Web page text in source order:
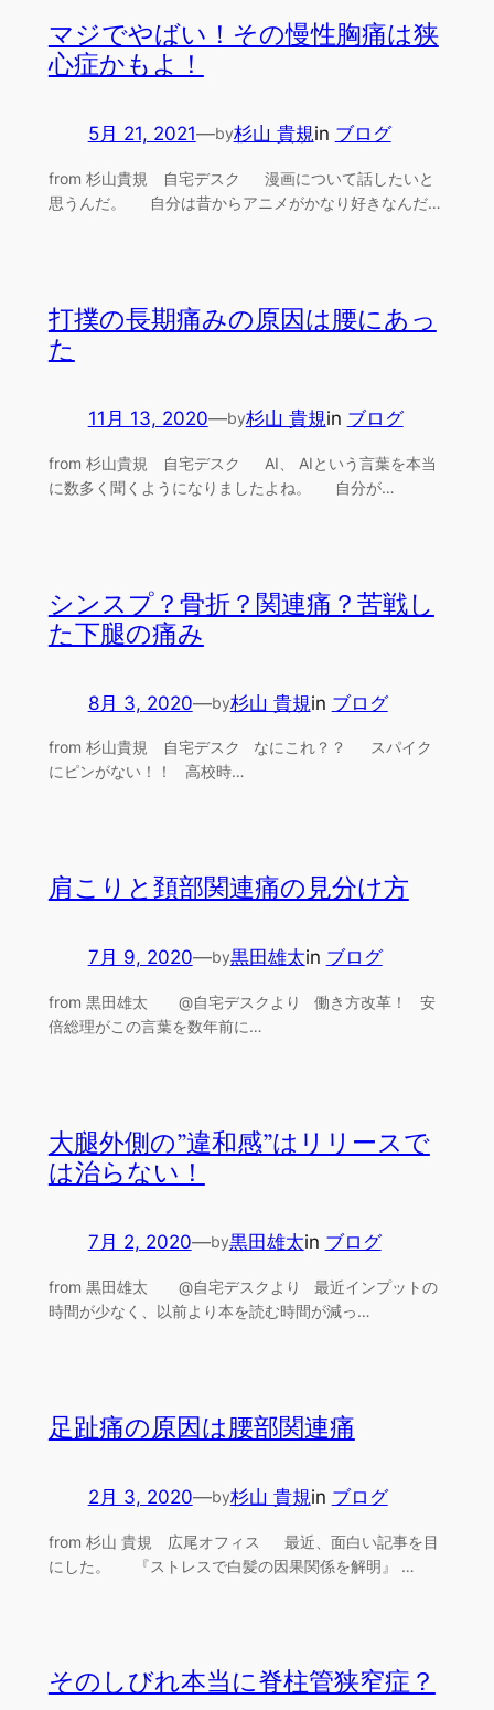
マジでやばい！その慢性胸痛は狭
心症かもよ！
5月 21, 2021—by杉山 貴規in ブログ
from 杉山貴規 自宅デスク 漫画について話したいと
思うんだ。 自分は昔からアニメがかなり好きなんだ…
打撲の長期痛みの原因は腰にあっ
た
11月 13, 2020—by杉山 貴規in ブログ
from 杉山貴規 自宅デスク AI、 AIという言葉を本当
に数多く聞くようになりましたよね。 自分が…
シンスプ？骨折？関連痛？苦戦し
た下腿の痛み
8月 3, 2020—by杉山 貴規in ブログ
from 杉山貴規 自宅デスク なにこれ？？ スパイク
にピンがない！！ 高校時…
肩こりと頚部関連痛の見分け方
7月 9, 2020—by黒田雄太in ブログ
from 黒田雄太 @自宅デスクより 働き方改革！ 安
倍総理がこの言葉を数年前に…
大腿外側の”違和感”はリリースで
は治らない！
7月 2, 2020—by黒田雄太in ブログ
from 黒田雄太 @自宅デスクより 最近インプットの
時間が少なく、以前より本を読む時間が減っ…
足趾痛の原因は腰部関連痛
2月 3, 2020—by杉山 貴規in ブログ
from 杉山 貴規 広尾オフィス 最近、面白い記事を目
にした。 『ストレスで白髪の因果関係を解明』 …
そのしびれ本当に脊柱管狭窄症？